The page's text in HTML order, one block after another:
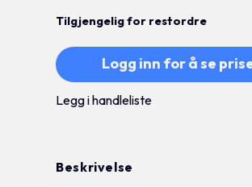
Tilgjengelig for restordre
Logg inn for å se
Legg i handleliste
Beskrivelse